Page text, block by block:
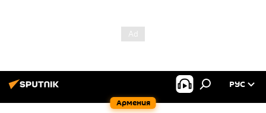
Армения
РУС